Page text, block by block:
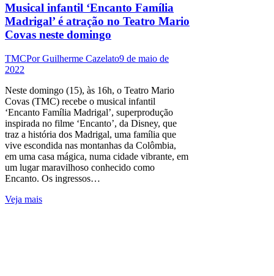
Musical infantil ‘Encanto Família
Madrigal’ é atração no Teatro Mario
Covas neste domingo
TMCPorGuilherme Cazelato9 de maio de
2022
Neste domingo (15), às 16h, o Teatro Mario
Covas (TMC) recebe o musical infantil
‘Encanto Família Madrigal’, superprodução
inspirada no filme ‘Encanto’, da Disney, que
traz a história dos Madrigal, uma família que
vive escondida nas montanhas da Colômbia,
em uma casa mágica, numa cidade vibrante, em
um lugar maravilhoso conhecido como
Encanto. Os ingressos…
Veja mais